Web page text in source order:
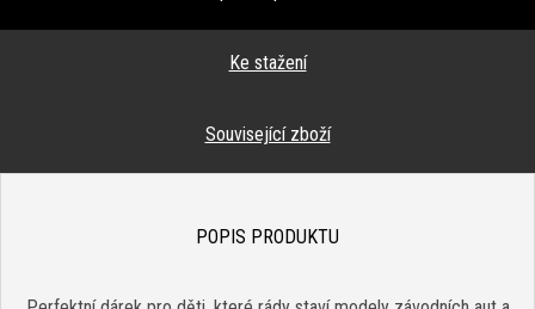
Ke stažení
Související zboží
POPIS PRODUKTU